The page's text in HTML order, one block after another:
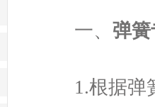
一、 弹
1.根据弹簧